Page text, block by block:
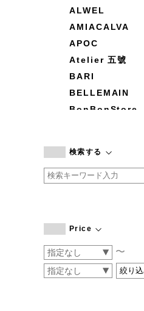
ALWEL
AMIACALVA
APOC
Atelier 五號
BARI
BELLEMAIN
BonBonStore
by basics
CATWORTH
CONVERSE
DEAN &
検索する
Price
〜